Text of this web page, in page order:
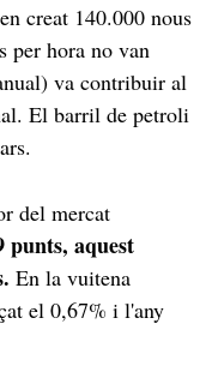
creat 140.000 nous
per hora no van
va contribuir al
El barril de petroli
del mercat
punts, aquest
En la vuitena
el 0,67% i l'any